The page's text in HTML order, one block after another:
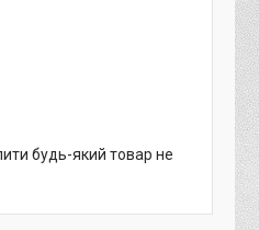
будь-який товар не